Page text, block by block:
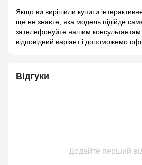
Якщо ви вирішили купити
ще не знаєте, яка модель підійде
зателефонуйте нашим
відповідний варіант і допоможемо
Відгуки
Додайте перший